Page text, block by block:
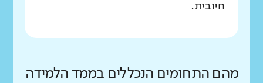
חיובית.
מהם התחומים הנכללים בממד הלמידה